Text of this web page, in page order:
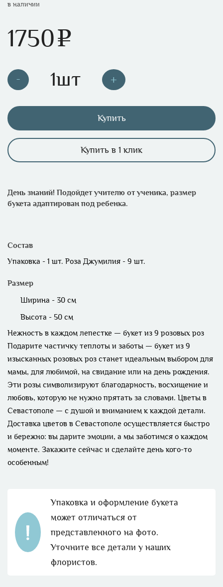
в наличии
1750 e
Купить
Купить в 1 клик
День знаний! Подойдет учителю от ученика, размер
букета адаптирован под ребенка.
Состав
Упаковка - 1 шт. Роза Джумилия - 9 шт.
Размер
Ширина - 30 см
Высота - 50 см
Нежность в каждом лепестке — букет из 9 розовых роз
Подарите частичку теплоты и заботы — букет из 9
изысканных розовых роз станет идеальным выбором для
мамы, для любимой, на свидание или на день рождения.
Эти розы символизируют благодарность, восхищение и
любовь, которую не нужно прятать за словами. Цветы в
Севастополе — с душой и вниманием к каждой детали.
Доставка цветов в Севастополе осуществляется быстро
и бережно: вы дарите эмоции, а мы заботимся о каждом
моменте. Закажите сейчас и сделайте день кого-то
особенным!
Упаковка и оформление букета
может отличаться от
представленного на фото.
Уточните все детали у наших
флористов.